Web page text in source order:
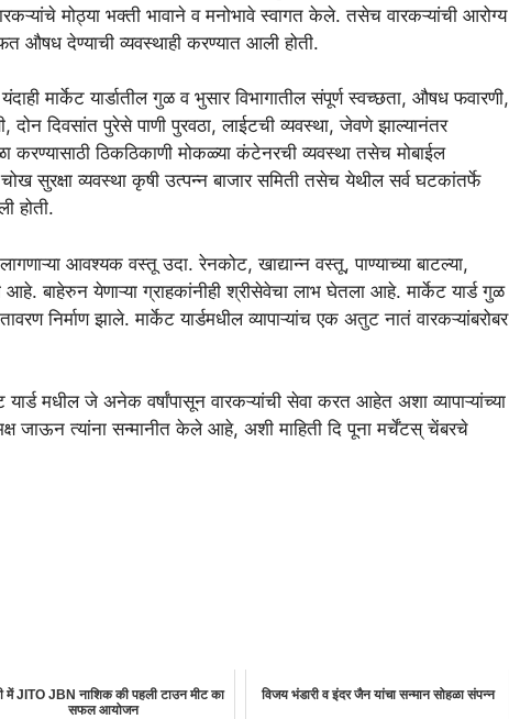
मोठ्या भक्ती भावाने व मनोभावे स्वागत केले. तसेच वारकऱ्यांची आरोग्य
औषध देण्याची व्यवस्थाही करण्यात आली होती.
यंदाही मार्केट यार्डातील गुळ व भुसार विभागातील संपूर्ण स्वच्छता, औषध फवारणी,
दोन दिवसांत पुरेसे पाणी पुरवठा, लाईटची व्यवस्था, जेवणे झाल्यानंतर
करण्यासाठी ठिकठिकाणी मोकळ्या कंटेनरची व्यवस्था तसेच मोबाईल
सुरक्षा व्यवस्था कृषी उत्पन्न बाजार समिती तसेच येथील सर्व घटकांतर्फे
होती.
लागणाऱ्या आवश्यक वस्तू उदा. रेनकोट, खाद्यान्न वस्तू, पाण्याच्या बाटल्या,
बाहेरुन येणाऱ्या ग्राहकांनीही श्रीसेवेचा लाभ घेतला आहे. मार्केट यार्ड गुळ
निर्माण झाले. मार्केट यार्डमधील व्यापाऱ्यांच एक अतुट नातं वारकऱ्यांबरोबर
यार्ड मधील जे अनेक वर्षांपासून वारकऱ्यांची सेवा करत आहेत अशा व्यापाऱ्यांच्या
जाऊन त्यांना सन्मानीत केले आहे, अशी माहिती दि पूना मर्चेंटस् चेंबरचे
में JITO JBN नाशिक की पहली टाउन मीट का
सफल आयोजन
विजय भंडारी व इंदर जैन यांचा सन्मान सोहळा संपन्न